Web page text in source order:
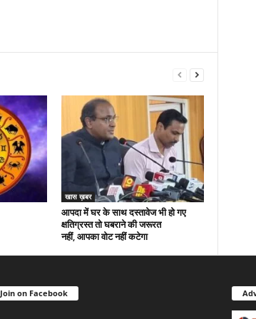
खास ख़बर
आपदा में घर के साथ दस्तावेज भी हो गए
क्षतिग्रस्त तो घबराने की जरूरत
नहीं, आपका वोट नहीं कटेगा
Join on Facebook